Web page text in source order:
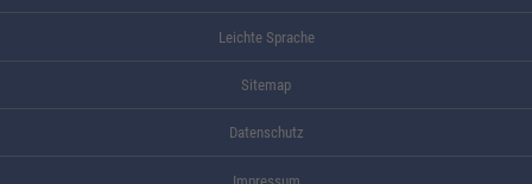
Leichte Sprache
Sitemap
Datenschutz